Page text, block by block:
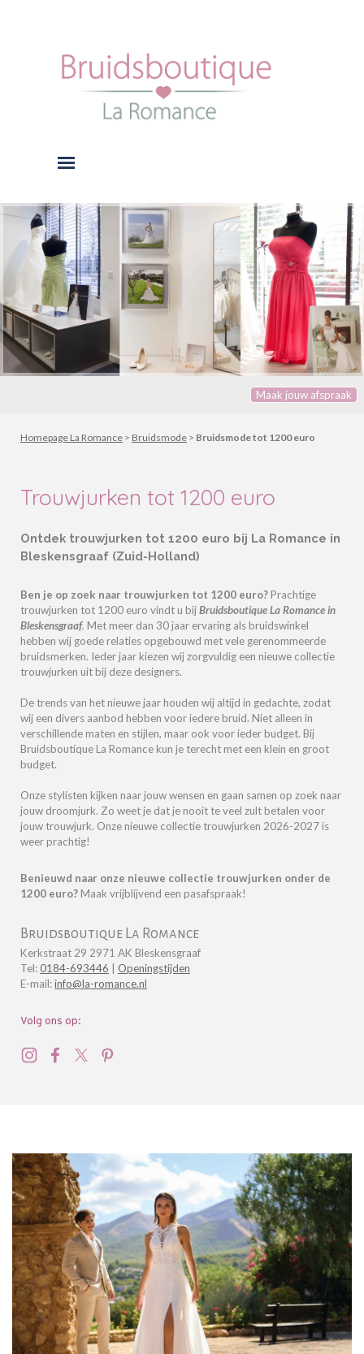
Menu overslaan
Maak jouw afspraak
Homepage La Romance > Bruidsmode > Bruidsmode tot 1200 euro
Trouwjurken tot 1200 euro
Ontdek trouwjurken tot 1200 euro bij La Romance in
Bleskensgraaf (Zuid-Holland)
Ben je op zoek naar trouwjurken tot 1200 euro?Prachtige
trouwjurken tot 1200 euro vindt u bijBruidsboutique La Romance in
Bleskensgraaf. Met meer dan 30 jaar ervaring als bruidswinkel
hebben wij goede relaties opgebouwd met vele gerenommeerde
bruidsmerken. Ieder jaar kiezen wij zorgvuldig een nieuwe collectie
trouwjurken uit bij deze designers.
De trends van het nieuwe jaar houden wij altijd in gedachte, zodat
wij een divers aanbod hebben voor iedere bruid. Niet alleen in
verschillende maten en stijlen, maar ook voor ieder budget. Bij
Bruidsboutique La Romance kun je terecht met een klein en groot
budget.
Onze stylisten kijken naar jouw wensen en gaan samen op zoek naar
jouw droomjurk. Zo weet je dat je nooit te veel zult betalen voor
jouw trouwjurk. Onze nieuwe collectie trouwjurken 2026-2027 is
weer prachtig!
Benieuwd naar onze nieuwe collectie trouwjurken onder de
1200 euro?Maak vrijblijvend een pasafspraak!
Bruidsboutique La Romance
Kerkstraat 29 2971 AK Bleskensgraaf
Tel:0184-693446
Openingstijden
E-mail:info@la-romance.nl
Volg ons op: